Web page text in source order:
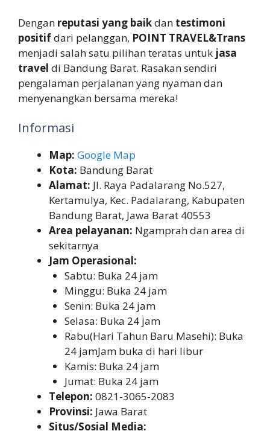
Dengan reputasi yang baikdan testimoni
positifdari pelanggan, POINT TRAVEL&Trans
menjadi salah satu pilihan teratas untuk jasa
travel di Bandung Barat. Rasakan sendiri
pengalaman perjalanan yang nyaman dan
menyenangkan bersama mereka!
Informasi
Map: Google Map
Kota: Bandung Barat
Alamat: Jl. Raya Padalarang No.527,
Kertamulya, Kec. Padalarang, Kabupaten
Bandung Barat, Jawa Barat 40553
Area pelayanan: Ngamprah dan area di
sekitarnya
Jam Operasional:
Sabtu: Buka 24 jam
Minggu: Buka 24 jam
Senin: Buka 24 jam
Selasa: Buka 24 jam
Rabu(Hari Tahun Baru Masehi): Buka
24 jamJam buka di hari libur
Kamis: Buka 24 jam
Jumat: Buka 24 jam
Telepon: 0821-3065-2083
Provinsi: Jawa Barat
Situs/Sosial Media: